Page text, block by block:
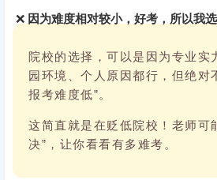
❌ 因为难度相对较小，好考，所以我
院校的选择，可以是因为专业实
园环境、个人原因都行，但绝对
报考难度低”。
这简直就是在贬低院校！老师可
决”，让你看看有多难考。